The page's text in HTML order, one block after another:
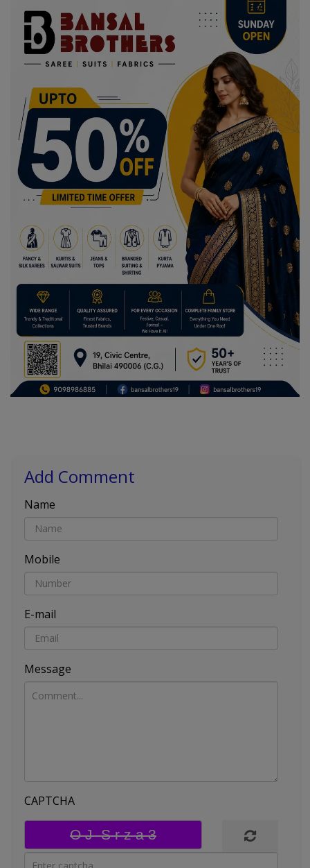
Add Comment
Name
Mobile
E-mail
Message
CAPTCHA